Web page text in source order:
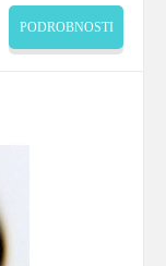
PODROBNOSTI